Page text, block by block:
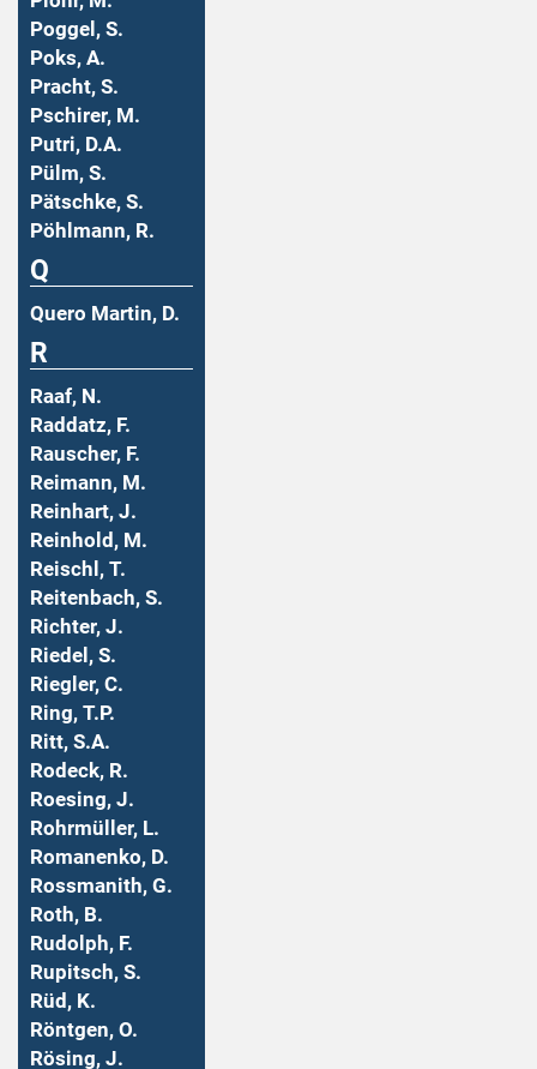
Poggel, S.
Poks, A.
Pracht, S.
Pschirer, M.
Putri, D.A.
Pülm, S.
Pätschke, S.
Pöhlmann, R.
Q
Quero Martin, D.
R
Raaf, N.
Raddatz, F.
Rauscher, F.
Reimann, M.
Reinhart, J.
Reinhold, M.
Reischl, T.
Reitenbach, S.
Richter, J.
Riedel, S.
Riegler, C.
Ring, T.P.
Ritt, S.A.
Rodeck, R.
Roesing, J.
Rohrmüller, L.
Romanenko, D.
Rossmanith, G.
Roth, B.
Rudolph, F.
Rupitsch, S.
Rüd, K.
Röntgen, O.
Rösing, J.